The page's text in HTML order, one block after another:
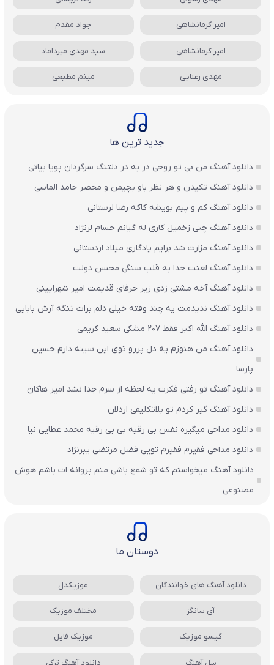
امیر کرمانشاهی جواد مقدم
امیر کرمانشاهی سید مهدی میرداماد
مهدی رعنایی میثم مطیعی
جدید ترین ها
دانلود آهنگ من بی تو روحی در به در دلتنگ سرگردان پویا بیاتی
دانلود آهنگ تکیدن و هر نظر باو بچیمن و محضر حامد الماسی
دانلود آهنگ کم و پیم بویشه کاکه رضا لرستانی
دانلود آهنگ چنی زخمیل کاری له گیانم حسام لرنژاد
دانلود آهنگ مزارت شد برایم یادگاری میلاد اردستانی
دانلود آهنگ لعنت خدا به قلب سنگی محسن دولت
دانلود آهنگ آخه مشتی زدی زیر حرفای قدیمت امیر شهرایینی
دانلود آهنگ ندیدمت یه چند وقته خیلی دلم برات تنگه آرش بابایی
دانلود آهنگ الله اکبر فقط 207 مشکی سعید کریمی
دانلود آهنگ من هنوزم یه دل پررو توی این سینه دارم حسین
پارسا
دانلود آهنگ تو رفتی فکرت یه لحظه از سرم جدا نشد امیر هاکان
دانلود آهنگ گیر کردم تو بلاتکلیفی اردلان
دانلود مداحی میگیره نفس بی رقیه بی بی رقیه محمد عطایی نیا
دانلود مداحی فقیرم فقیرم تویی فضل مرتضی یبرنژاد
دانلود آهنگ میخواستم که تو شمع باشی منم پروانه ات باشم هوش
مصنوعی
دوستان ما
دانلود آهنگ های خوانندگان موزیکدل
آی سانگز مختلف موزیک
گیسو موزیک موزیک فایل
سل آهنگ دانلود آهنگ ترکی